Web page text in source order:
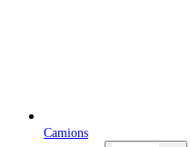
Camions